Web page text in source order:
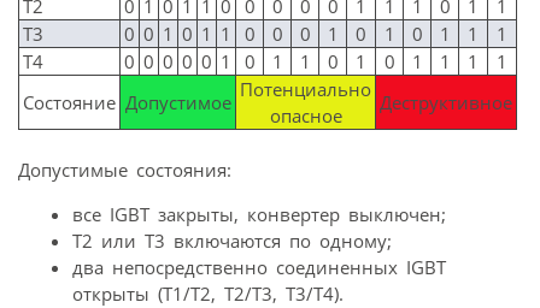
T2
0 1 0 1 1 0 0 0 0 0 1 1 1 0 1
1
T3
0 0 1 0 1 1 0 0 0 1 0 1 0 1 1
1
T4
0 0 0 0 0 1 0 1 1 0 1 0 1 1 1
1
Состояние Допустимое
Потенциально
опасное
Деструктивное
Допустимые состояния:
все IGBT закрыты, конвертер выключен;
Т2 или Т3 включаются по одному;
два непосредственно соединенных IGBT
открыты (Т1/Т2, Т2/Т3, Т3/Т4).